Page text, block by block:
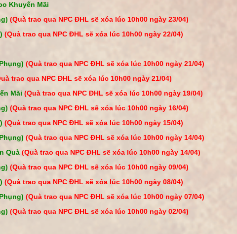
Khuyến Mãi
(Quà trao qua NPC ĐHL sẽ xóa lúc 10h00 ngày 23/04)
(Quà trao qua NPC ĐHL sẽ xóa lúc 10h00 ngày 22/04)
(Quà trao qua NPC ĐHL sẽ xóa lúc 10h00 ngày 21/04)
trao qua NPC ĐHL sẽ xóa lúc 10h00 ngày 21/04)
Mãi (Quà trao qua NPC ĐHL sẽ xóa lúc 10h00 ngày 19/04)
(Quà trao qua NPC ĐHL sẽ xóa lúc 10h00 ngày 16/04)
(Quà trao qua NPC ĐHL sẽ xóa lúc 10h00 ngày 15/04)
(Quà trao qua NPC ĐHL sẽ xóa lúc 10h00 ngày 14/04)
Quà (Quà trao qua NPC ĐHL sẽ xóa lúc 10h00 ngày 14/04)
(Quà trao qua NPC ĐHL sẽ xóa lúc 10h00 ngày 09/04)
(Quà trao qua NPC ĐHL sẽ xóa lúc 10h00 ngày 08/04)
(Quà trao qua NPC ĐHL sẽ xóa lúc 10h00 ngày 07/04)
(Quà trao qua NPC ĐHL sẽ xóa lúc 10h00 ngày 02/04)